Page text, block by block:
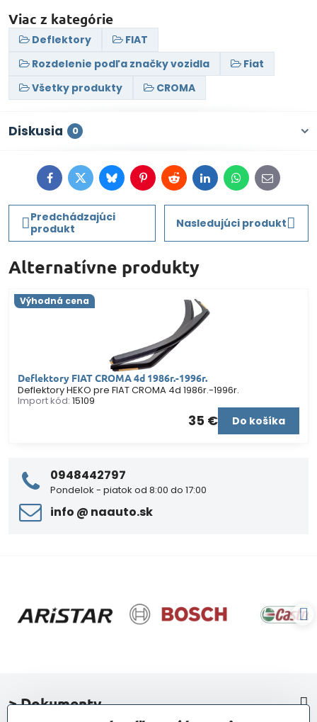
Viac z kategórie
Deflektory
FIAT
Rozdelenie podľa značky vozidla
Fiat
Všetky produkty
CROMA
Diskusia 0
FacebookTwitterBlueskyPinterestRedditLinkedInWhatsApp
E-
mail
Predchádzajúci
produkt
Nasledujúci produkt
Alternatívne produkty
Deflektory FIAT CROMA 4d 1986r.-1996r.
Výhodná cena
Deflektory HEKO pre FIAT CROMA 4d 1986r.-1996r.
Import kód: 15109
35 € Do košíka
0948442797
Pondelok - piatok od 8:00 do 17:00
info ​@ naauto​.sk
> Dokumenty